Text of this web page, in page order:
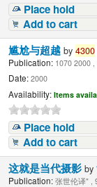
Place hold
Add to cart
尴尬与超越by4300
Publication: 1070 2000 ,
Date: 2000
Availability: Items
Place hold
Add to cart
这就是当代摄影by
Publication: 张世伦译" ,